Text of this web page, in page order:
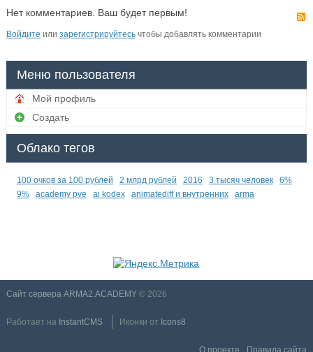
Нет комментариев. Ваш будет первым!
Войдите или зарегистрируйтесьчтобы добавлять комментарии
Меню пользователя
Мой профиль
Создать
Облако тегов
100 очков за 100 рублей 2 млрд рублей 2016 3 тысяч человек
6%
9%
academy pve ai kodex animatediff и внутренних arma
Сайт сервера ARMA2.ACADEMY© 2026
Работает на InstantCMS Иконки от Icons8